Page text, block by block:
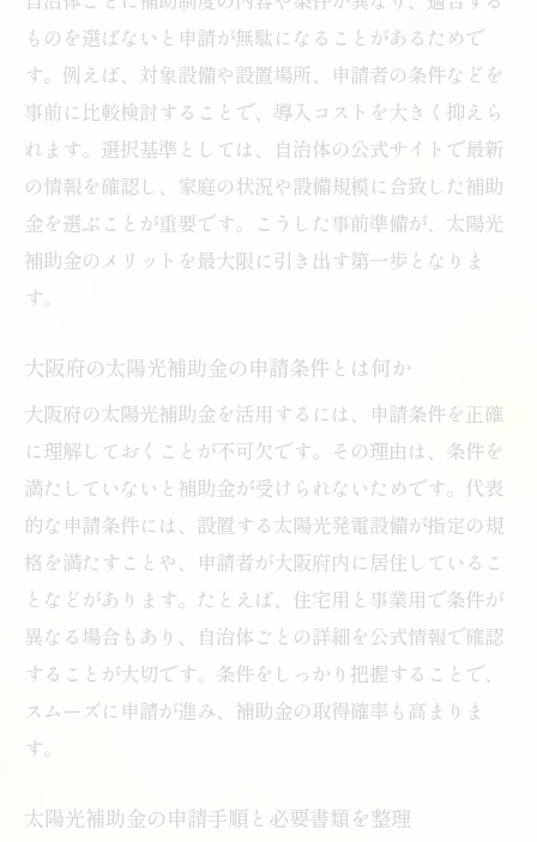
ものを選ばないと申請が無駄になることがあるためで
す。例えば、対象設備や設置場所、申請者の条件などを
事前に比較検討することで、導入コストを大きく抑えら
れます。選択基準としては、自治体の公式サイトで最新
の情報を確認し、家庭の状況や設備規模に合致した補助
金を選ぶことが重要です。こうした事前準備が、太陽光
補助金のメリットを最大限に引き出す第一歩となりま
す。
大阪府の太陽光補助金の申請条件とは何か
大阪府の太陽光補助金を活用するには、申請条件を正確
に理解しておくことが不可欠です。その理由は、条件を
満たしていないと補助金が受けられないためです。代表
的な申請条件には、設置する太陽光発電設備が指定の規
格を満たすことや、申請者が大阪府内に居住しているこ
となどがあります。たとえば、住宅用と事業用で条件が
異なる場合もあり、自治体ごとの詳細を公式情報で確認
することが大切です。条件をしっかり把握することで、
スムーズに申請が進み、補助金の取得確率も高まりま
す。
太陽光補助金の申請手順と必要書類を整理